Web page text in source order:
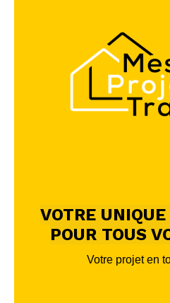
VOTRE
POUR TOUS
Votre projet en